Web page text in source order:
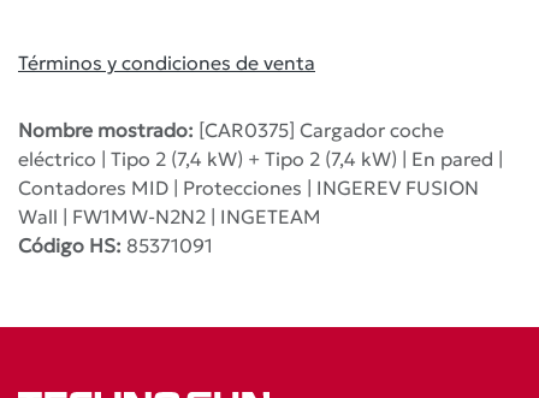
Términos y condiciones de venta
Nombre mostrado: [CAR0375] Cargador coche
eléctrico | Tipo 2 (7,4 kW) + Tipo 2 (7,4 kW) | En pared |
Contadores MID | Protecciones | INGEREV FUSION
Wall | FW1MW-N2N2 | INGETEAM
Código HS: 85371091